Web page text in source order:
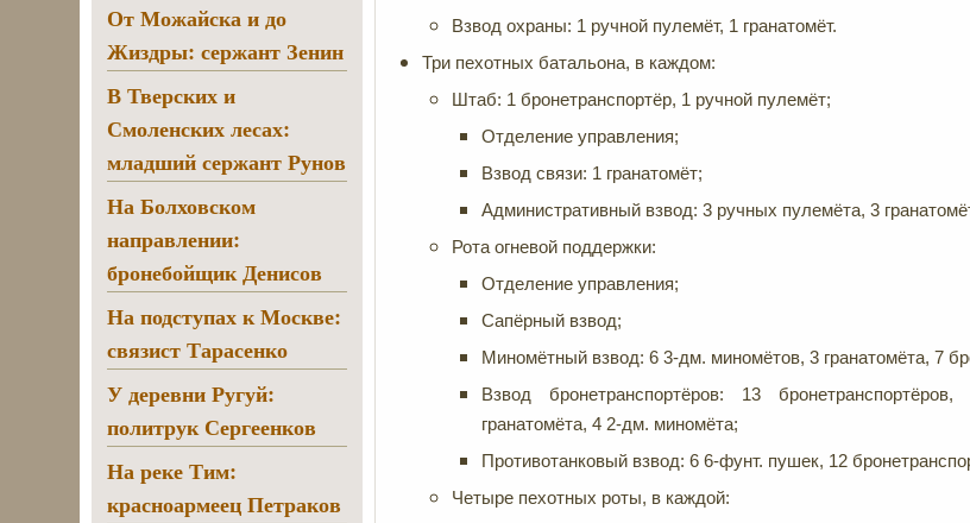
Взвод охраны: 1 ручной пулемёт, 1 гранатомёт.
Три пехотных батальона, в каждом:
Штаб: 1 бронетранспортёр, 1 ручной пулемёт;
Отделение управления;
Взвод связи: 1 гранатомёт;
Административный взвод: 3 ручных пулемёта, 3
Рота огневой поддержки:
Отделение управления;
Сапёрный взвод;
Миномётный взвод: 6 3-дм. миномётов, 3 гранатомёта, 7
Взвод бронетранспортёров: 13
гранатомёта, 4 2-дм. миномёта;
Противотанковый взвод: 6 6-фунт. пушек, 12
Четыре пехотных роты, в каждой:
От Можайска и до
Жиздры: сержант Зенин
В Тверских и
Смоленских лесах:
младший сержант Рунов
На Болховском
направлении:
бронебойщик Денисов
На подступах к Москве:
связист Тарасенко
У деревни Ругуй:
политрук Сергеенков
На реке Тим:
красноармеец Петраков